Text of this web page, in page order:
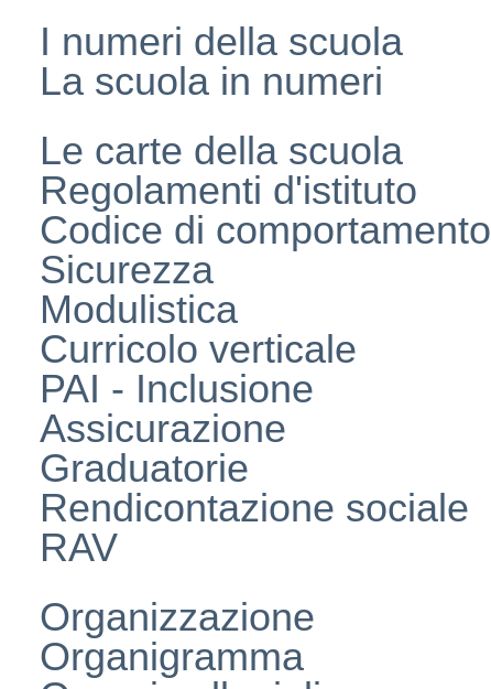
I numeri della scuola
La scuola in numeri
Le carte della scuola
Regolamenti d'istituto
Codice di comportamento
Sicurezza
Modulistica
Curricolo verticale
PAI - Inclusione
Assicurazione
Graduatorie
Rendicontazione sociale
RAV
Organizzazione
Organigramma